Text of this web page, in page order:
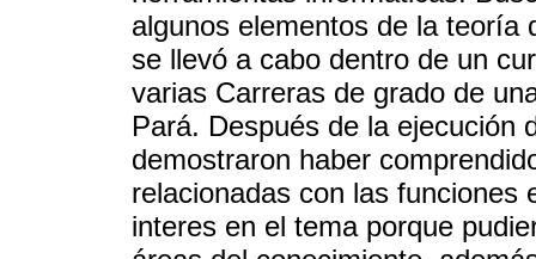
algunos elementos de la teoría
se llevó a cabo dentro de un
varias Carreras de grado de
Pará. Después de la ejecución
demostraron haber
relacionadas con las funciones
interes en el tema porque